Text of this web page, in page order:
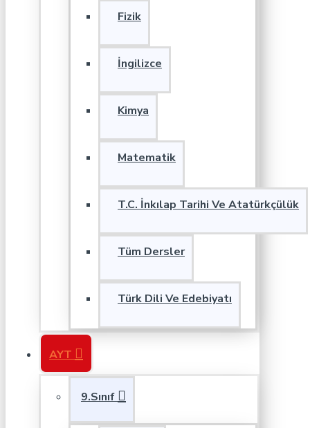
Fizik
İngilizce
Kimya
Matematik
T.C. İnkılap Tarihi Ve Atatürkçülük
Tüm Dersler
Türk Dili Ve Edebiyatı
AYT
9.Sınıf